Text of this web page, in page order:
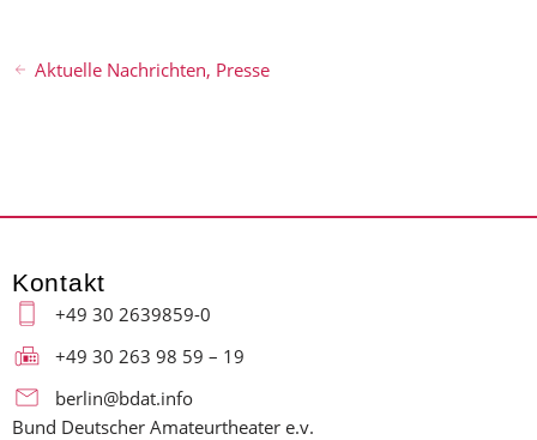
Aktuelle Nachrichten, Presse
Kontakt
+49 30 2639859-0
+49 30 263 98 59 – 19
berlin@bdat.info
Bund Deutscher Amateurtheater e.v.